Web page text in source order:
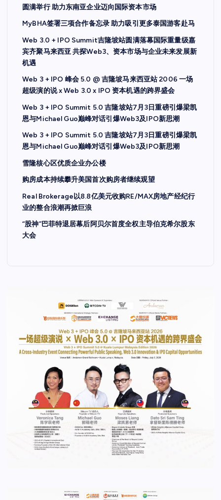
圆满举行 助力东南亚企业迈向国际资本市场
MyBHA签署三项合作备忘录 助力吸引更多泰国游客赴马
Web 3.0 + IPO Summit吉隆坡站圆满落幕国际重量级嘉
宾齐聚马来西亚 共探Web3、资本市场与企业未来发展新
机遇
Web 3 + IPO 峰会 5.0 @ 吉隆坡马来西亚站 2006 一场
超级演的说 x Web 3.0 x IPO 资本机遇的跨界盛会
Web 3 + IPO Summit 5.0 吉隆坡站7月3日重磅引爆梁凯
恩与Michael Guo巅峰对话引爆Web3及IPO新思潮
Web 3 + IPO Summit 5.0 吉隆坡站7月3日重磅引爆梁凯
恩与Michael Guo巅峰对话引爆Web3及IPO新思潮
雪隆核心区优质企业办公楼
购房成本持续攀升美国首次购房者继续观望
Real Brokerage以8.8亿美元收购RE/MAX房地产经纪行
业的整合浪潮再掀巨浪
“股神”巴菲特退居幕后阿贝尔首度全权主导伯克希尔股东
大会